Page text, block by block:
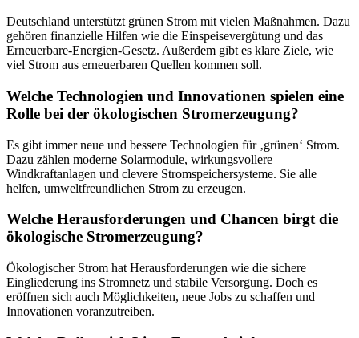
Deutschland unterstützt grünen Strom mit vielen Maßnahmen. Dazu
gehören finanzielle Hilfen wie die Einspeisevergütung und das
Erneuerbare-Energien-Gesetz. Außerdem gibt es klare Ziele, wie
viel Strom aus erneuerbaren Quellen kommen soll.
Welche Technologien und Innovationen spielen eine
Rolle bei der ökologischen Stromerzeugung?
Es gibt immer neue und bessere Technologien für ‚grünen‘ Strom.
Dazu zählen moderne Solarmodule, wirkungsvollere
Windkraftanlagen und clevere Stromspeichersysteme. Sie alle
helfen, umweltfreundlichen Strom zu erzeugen.
Welche Herausforderungen und Chancen birgt die
ökologische Stromerzeugung?
Ökologischer Strom hat Herausforderungen wie die sichere
Eingliederung ins Stromnetz und stabile Versorgung. Doch es
eröffnen sich auch Möglichkeiten, neue Jobs zu schaffen und
Innovationen voranzutreiben.